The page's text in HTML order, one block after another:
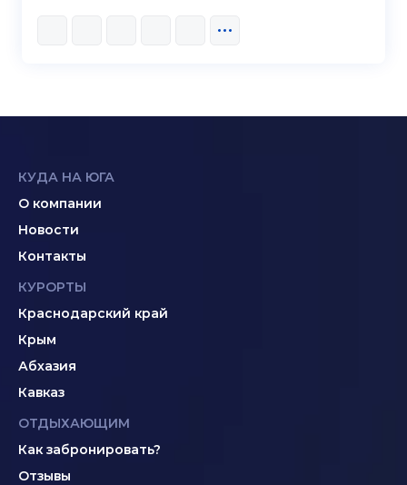
КУДА НА ЮГА
О компании
Новости
Контакты
КУРОРТЫ
Краснодарский край
Крым
Абхазия
Кавказ
ОТДЫХАЮЩИМ
Как забронировать?
Отзывы